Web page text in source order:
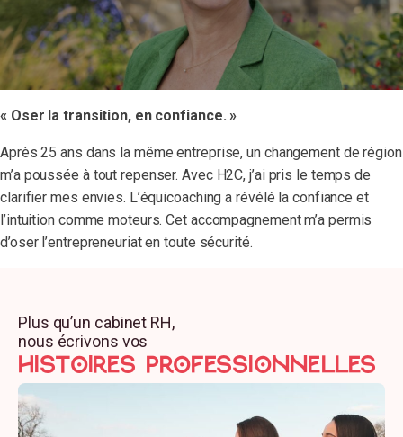
« Oser la transition, en confiance. »
Après 25 ans dans la même entreprise, un changement de région
m’a poussée à tout repenser. Avec H2C, j’ai pris le temps de
clarifier mes envies. L’équicoaching a révélé la confiance et
l’intuition comme moteurs. Cet accompagnement m’a permis
d’oser l’entrepreneuriat en toute sécurité.
Plus qu’un cabinet RH,
nous écrivons vos
HISTOIRES professionnelles